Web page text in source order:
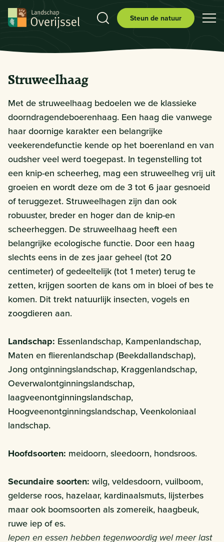
Steun de natuur
Struweelhaag
Met de struweelhaag bedoelen we de klassieke
doorndragendeboerenhaag. Een haag die vanwege
haar doornige karakter een belangrijke
veekerendefunctie kende op het boerenland en van
oudsher veel werd toegepast. In tegenstelling tot
een knip-en scheerheg, mag een struweelheg vrij uit
groeien en wordt deze om de 3 tot 6 jaar gesnoeid
of teruggezet. Struweelhagen zijn dan ook
robuuster, breder en hoger dan de knip-en
scheerheggen. De struweelhaag heeft een
belangrijke ecologische functie. Door een haag
slechts eens in de zes jaar geheel (tot 20
centimeter) of gedeeltelijk (tot 1 meter) terug te
zetten, krijgen soorten de kans om in bloei of bes te
komen. Dit trekt natuurlijk insecten, vogels en
zoogdieren aan.
Landschap: Essenlandschap, Kampenlandschap,
Maten en flierenlandschap (Beekdallandschap),
Jong ontginningslandschap, Kraggenlandschap,
Oeverwalontginningslandschap,
laagveenontginningslandschap,
Hoogveenontginningslandschap, Veenkoloniaal
landschap.
Hoofdsoorten: meidoorn, sleedoorn, hondsroos.
Secundaire soorten: wilg, veldesdoorn, vuilboom,
gelderse roos, hazelaar, kardinaalsmuts, lijsterbes
maar ook boomsoorten als zomereik, haagbeuk,
ruwe iep of es.
Iepen en essen hebben tegenwoordig wel meer last